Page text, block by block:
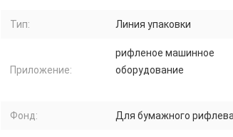
Тип: Линия упаковки
Приложение:
рифленое машинное
оборудование
Фонд: Для бумажного